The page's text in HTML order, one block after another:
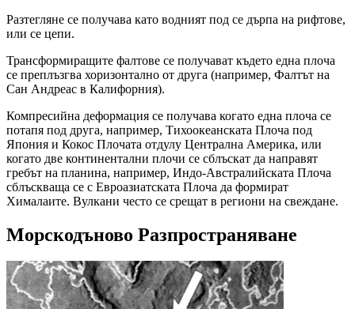
Разтегляне се получава като водният под се дърпа на рифтове,
или се цепи.
Трансформиращите фалтове се получават където една плоча
се преплъзгва хоризонтално от друга (например, Фалтът на
Сан Андреас в Калифорния).
Компресийна деформация се получава когато една плоча се
потапя под друга, например, Тихоокеанската Плоча под
Япония и Кокос Плочата отдулу Централна Америка, или
когато две континентални плочи се сблъскат да направят
гребът на планина, например, Индо-Австралийската Плоча
сблъскваща се с Евроазиатската Плоча да формират
Хималаите. Вулкани често се срещат в региони на свеждане.
Mорскодъново Разпространяване